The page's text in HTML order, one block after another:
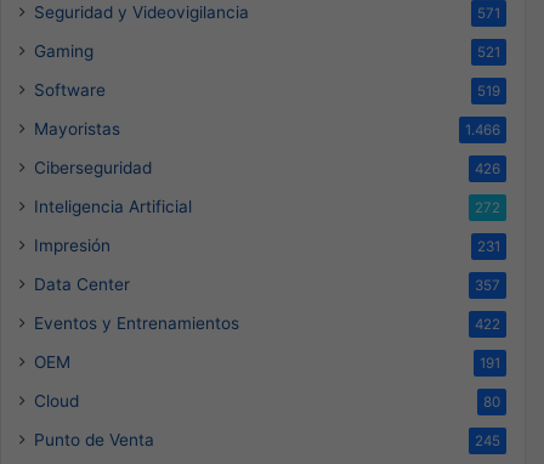
Seguridad y Videovigilancia 571
Gaming 521
Software 519
Mayoristas 1.466
Ciberseguridad 426
Inteligencia Artificial 272
Impresión 231
Data Center 357
Eventos y Entrenamientos 422
OEM 191
Cloud 80
Punto de Venta 245